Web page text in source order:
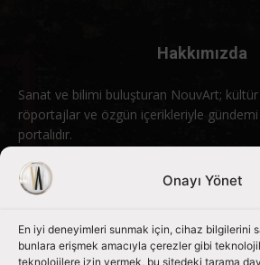
Onayı Yönet
En iyi deneyimleri sunmak için, cihaz bilgilerini
bunlara erişmek amacıyla çerezler gibi
teknolojilere izin vermek, bu sitedeki tarama
Hakkımızda
Sanat ve bilimi buluşturan NouvArt;
röportajlar ve özgün içerikleriyle
portalıdır.
Bizimle iletişime geçin: info@nouvart.net
Bizi Takip Edin